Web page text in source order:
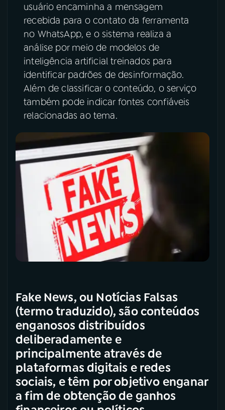
usuário encaminha a mensagem
recebida para o contato da ferramenta
no WhatsApp, e o sistema realiza a
análise por meio de modelos de
inteligência artificial treinados para
identificar padrões de desinformação.
Além de classificar o conteúdo, o serviço
também pode indicar fontes confiáveis
relacionadas ao tema.
Fake News, ou Notícias Falsas
(termo traduzido), são conteúdos
enganosos distribuídos
deliberadamente e
principalmente através de
plataformas digitais e redes
sociais, e têm por objetivo enganar
a fim de obtenção de ganhos